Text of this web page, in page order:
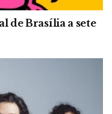
de Brasília a sete